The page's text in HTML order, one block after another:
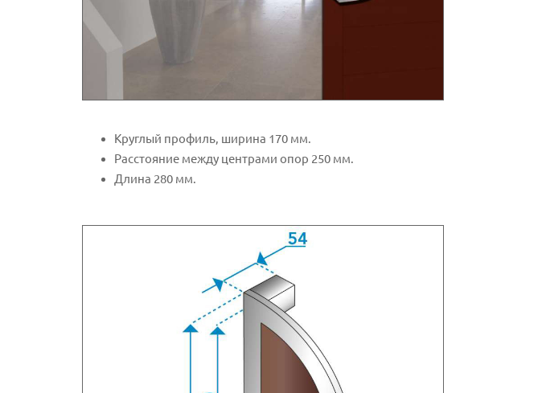
Круглый профиль, ширина 170 мм.
Расстояние между центрами опор 250 мм.
Длина 280 мм.